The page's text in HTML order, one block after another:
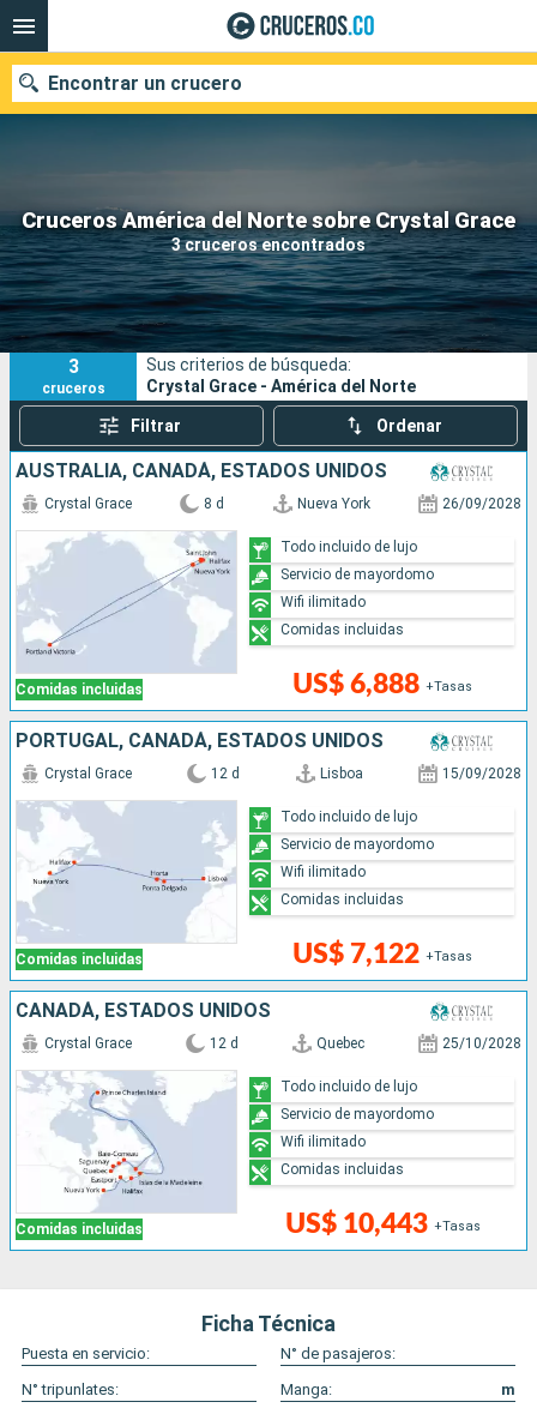
Cruceros América del Norte sobre Crystal Grace
3 cruceros encontrados
Encontrar un crucero
Fecha de salida
Buscar
3
cruceros
Sus criterios de búsqueda:
Crystal Grace - América del Norte
Filtrar Ordenar
AUSTRALIA, CANADÁ, ESTADOS UNIDOS
Comidas incluidas
Crystal Grace 8 d Nueva York 26/09/2028
US$ 6,888 +Tasas
Todo incluido de lujo
Servicio de mayordomo
Wifi ilimitado
Comidas incluidas
PORTUGAL, CANADÁ, ESTADOS UNIDOS
Comidas incluidas
Crystal Grace 12 d Lisboa 15/09/2028
US$ 7,122 +Tasas
Todo incluido de lujo
Servicio de mayordomo
Wifi ilimitado
Comidas incluidas
CANADÁ, ESTADOS UNIDOS
Comidas incluidas
Crystal Grace 12 d Quebec 25/10/2028
US$ 10,443 +Tasas
Todo incluido de lujo
Servicio de mayordomo
Wifi ilimitado
Comidas incluidas
Ficha Técnica
Puesta en servicio:
N° de pasajeros:
N° tripunlates:
Manga:
m